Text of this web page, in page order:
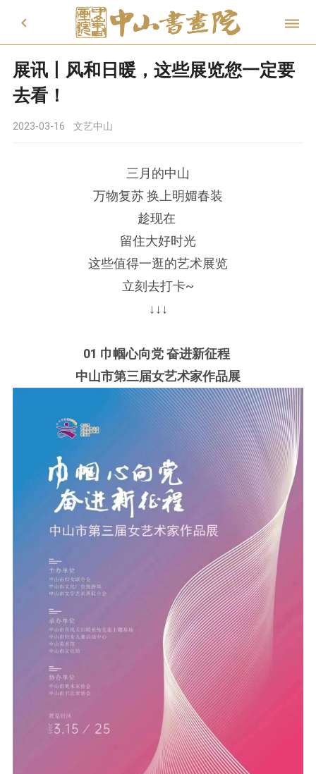
 
展讯丨风和日暖，这些展览您一定要
去看！
2023-03-16 文艺中山
三月的中山
万物复苏 换上明媚春装
趁现在
留住大好时光
这些值得一逛的艺术展览
立刻去打卡~
↓↓↓
01 巾帼心向党 奋进新征程
中山市第三届女艺术家作品展